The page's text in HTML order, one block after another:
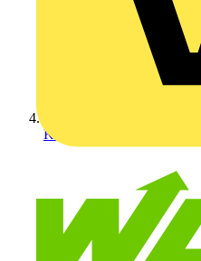
Kabelverschraubungen